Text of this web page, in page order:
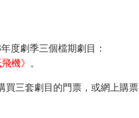
度劇季三個檔期劇目：
機》
。
買三套劇目的門票，或網上購票